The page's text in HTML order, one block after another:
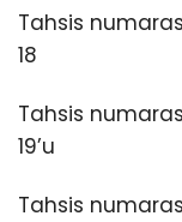
Tahsis
18
Tahsis
19’u
Tahsis